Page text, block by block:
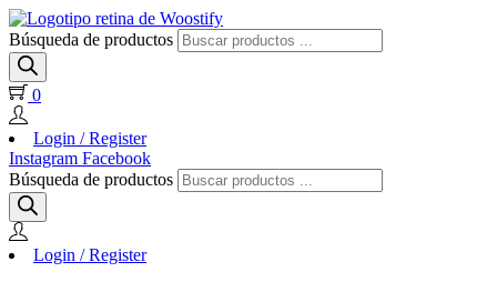
Búsqueda de productos
0
Login / Register
Instagram Facebook
Búsqueda de productos
Login / Register